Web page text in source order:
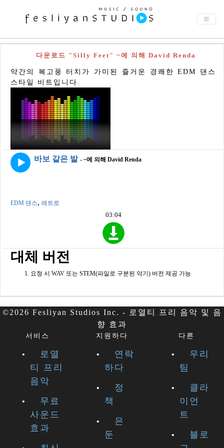
다운로드 "Silly Feet" ~에 의해 David Renda
약간의 복고풍 터치가 가미된 ​​즐거운 경쾌한 EDM 댄스
스타일 비트입니다.
바보 같은 발 - ~에 의해 David Renda
EDM 댄스, 레트로
03:04
대체 버전
요청 시 WAV 또는 STEM(파일로 구분된 악기) 버전 제공 가능
©2026 Fesliyan Studios Inc. - 로열티 프리 음악 및 음
향 효과
서비스
로열
티 프리
음악
무료
사운드
효과
지원하다
연락
하다
정
책
은
둔
다른
우리
팀
클라
이언
트
블로